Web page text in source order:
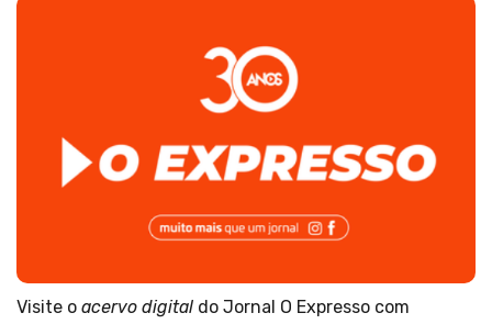
Visite o acervo digital do Jornal O Expresso com